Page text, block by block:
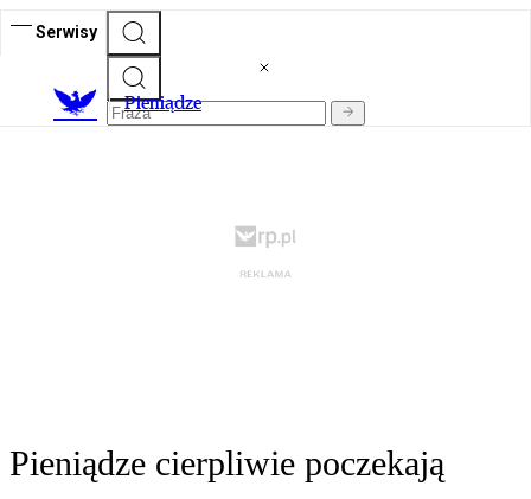
Serwisy
Pieniądze
Pieniądze cierpliwie poczekają